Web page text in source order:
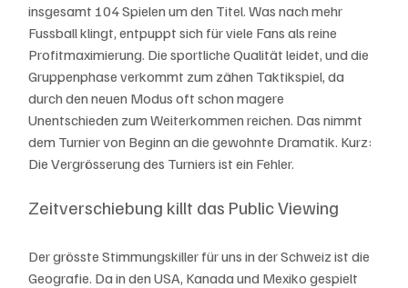
insgesamt 104 Spielen um den Titel. Was nach mehr
Fussball klingt, entpuppt sich für viele Fans als reine
Profitmaximierung. Die sportliche Qualität leidet, und die
Gruppenphase verkommt zum zähen Taktikspiel, da
durch den neuen Modus oft schon magere
Unentschieden zum Weiterkommen reichen. Das nimmt
dem Turnier von Beginn an die gewohnte Dramatik. Kurz:
Die Vergrösserung des Turniers ist ein Fehler.
Zeitverschiebung killt das Public Viewing
Der grösste Stimmungskiller für uns in der Schweiz ist die
Geografie. Da in den USA, Kanada und Mexiko gespielt